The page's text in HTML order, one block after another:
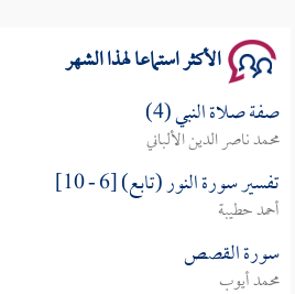
الأكثر استماعا لهذا الشهر
صفة صلاة النبي (4)
محمد ناصر الدين الألباني
تفسير سورة النور (تابع) [6 - 10]
أحمد حطيبة
سورة القصص
محمد أيوب